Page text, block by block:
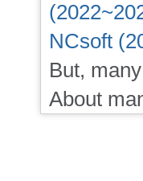
NCsoft
But,
About